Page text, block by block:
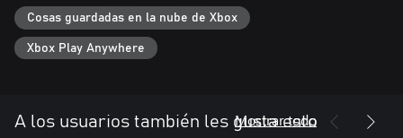
Cosas guardadas en la nube de Xbox
Xbox Play Anywhere
A los usuarios también les gusta esto
Mostrar todo